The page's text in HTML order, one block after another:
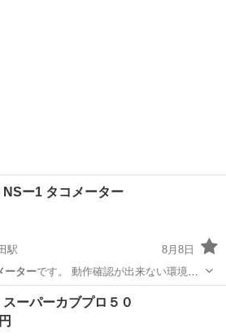
NSー1 タコメーター
駅
8月8日
ーターです。 動作確認が出来ない環境で
ホンダ タコメーター
ーパーカブプロ５０